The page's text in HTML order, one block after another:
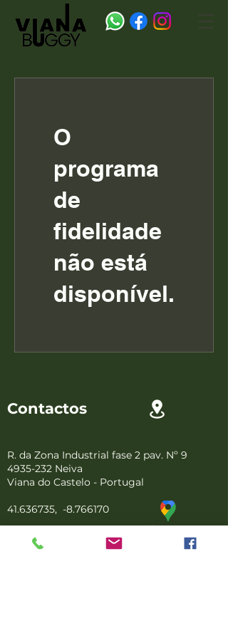
O
programa
de
fidelidade
não está
disponível.
Contactos
R. da Zona Industrial fase 2 pav. Nº 9
4935-232 Neiva
Viana do Castelo - Portugal
41.636735, -8.766170